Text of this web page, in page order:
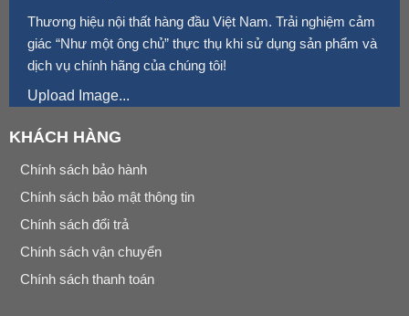
Thương hiệu nội thất hàng đầu Việt Nam. Trải nghiệm cảm
giác “Như một ông chủ” thực thụ khi sử dụng sản phẩm và
dịch vụ chính hãng của chúng tôi!
Upload Image...
KHÁCH HÀNG
Chính sách bảo hành
Chính sách bảo mật thông tin
Chính sách đổi trả
Chính sách vận chuyển
Chính sách thanh toán